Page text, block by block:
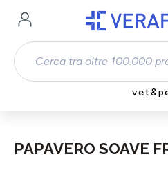
Passa al contenuto principale
PAPAVERO SOAVE